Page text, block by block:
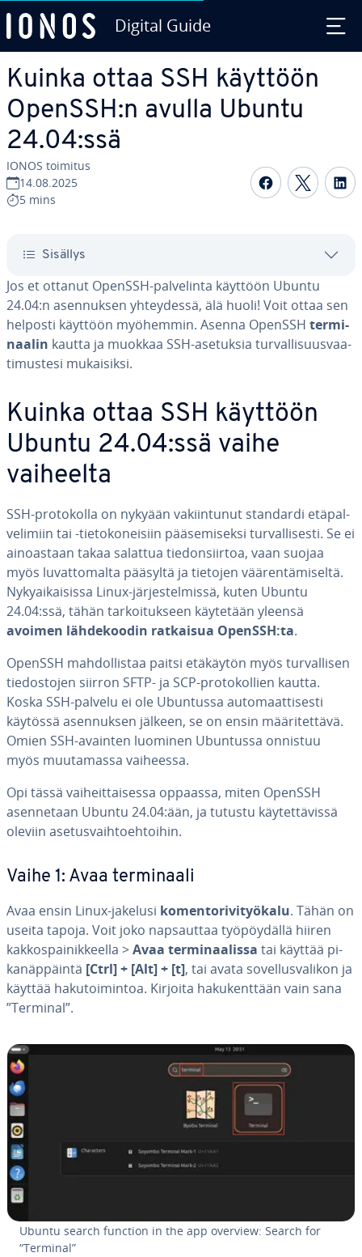
Digital Guide
Kuinka ottaa SSH käyttöön
OpenSSH:n avulla Ubuntu
24.04:ssä
IONOS toimitus
14.08.2025
5 mins
Jaa Jaa
Sisällys
Jos et ottanut OpenSSH-pal­ve­lin­ta käyttöön Ubuntu
24.04:n asen­nuk­sen yh­tey­des­sä, älä huoli! Voit ottaa sen
helposti käyttöön myöhemmin. Asenna OpenSSH ter­mi­
naa­lin kautta ja muokkaa SSH-asetuksia tur­val­li­suus­vaa­
ti­mus­te­si mu­kai­sik­si.
Kuinka ottaa SSH käyttöön
Ubuntu 24.04:ssä vaihe
vaiheelta
SSH-pro­to­kol­la on nykyään va­kiin­tu­nut standardi etä­pal­
ve­li­miin tai -tie­to­ko­nei­siin pää­se­mi­sek­si tur­val­li­ses­ti. Se ei
ai­noas­taan takaa salattua tie­don­siir­toa, vaan suojaa
myös lu­vat­to­mal­ta pääsyltä ja tietojen vää­ren­tä­mi­sel­tä.
Ny­ky­ai­kai­sis­sa Linux-jär­jes­tel­mis­sä, kuten Ubuntu
24.04:ssä, tähän tar­koi­tuk­seen käytetään yleensä
avoimen läh­de­koo­din ratkaisua OpenSSH:ta.
OpenSSH mah­dol­lis­taa paitsi etäkäytön myös tur­val­li­sen
tie­dos­to­jen siirron SFTP- ja SCP-pro­to­kol­lien kautta.
Koska SSH-palvelu ei ole Ubuntussa au­to­maat­ti­ses­ti
käytössä asen­nuk­sen jälkeen, se on ensin mää­ri­tet­tä­vä.
Omien SSH-avainten luominen Ubuntussa onnistuu
myös muu­ta­mas­sa vaiheessa.
Opi tässä vai­heit­tai­ses­sa oppaassa, miten OpenSSH
asen­ne­taan Ubuntu 24.04:ään, ja tutustu käy­tet­tä­vis­sä
oleviin ase­tus­vaih­toeh­toi­hin.
Vaihe 1: Avaa ter­mi­naa­li
Avaa ensin Linux-jakelusi ko­men­to­ri­vi­työ­ka­lu. Tähän on
useita tapoja. Voit joko nap­saut­taa työ­pöy­däl­lä hiiren
kak­kos­pai­nik­keel­la >Avaa ter­mi­naa­lis­sa tai käyttää pi­
ka­näp­päin­tä [Ctrl] + [Alt] + [t], tai avata so­vel­lus­va­li­kon ja
käyttää ha­ku­toi­min­toa. Kirjoita ha­ku­kent­tään vain sana
”Terminal”.
Ubuntu search function in the app overview: Search for
“Terminal”